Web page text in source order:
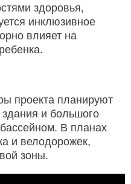
здоровья,
инклюзивное
влияет на
проекта планируют
здания и большого
В планах
и велодорожек,
зоны.